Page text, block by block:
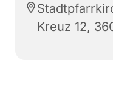
Kreuz 12,